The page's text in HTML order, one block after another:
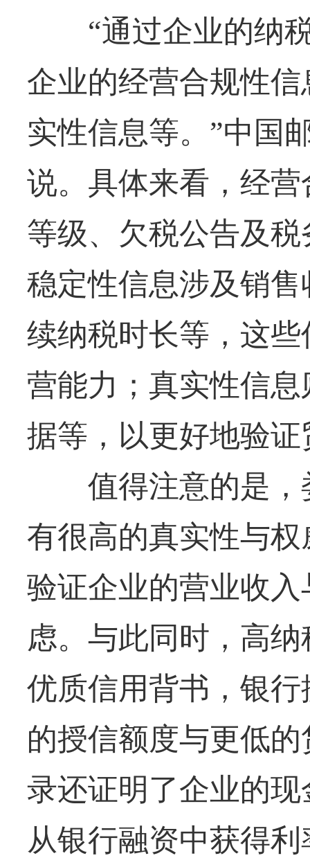
“通过企业的纳税
企业的经营合规性
实性信息等。”中国
说。具体来看，经
等级、欠税公告及
稳定性信息涉及销
续纳税时长等，这
营能力；真实性信
据等，以更好地验
值得注意的是，
有很高的真实性与
验证企业的营业收
虑。与此同时，高
优质信用背书，银
的授信额度与更低
录还证明了企业的
从银行融资中获得